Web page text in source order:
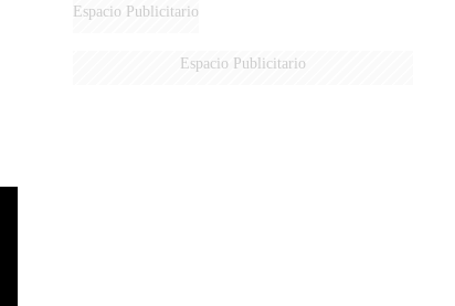
Espacio Publicitario
Espacio Publicitario